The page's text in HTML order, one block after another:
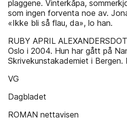
plaggene. Vinter­kåpa,
som ingen forventa noe av.
«Ikke bli så flau, da», lo han.
RUBY APRIL
Oslo i 2004. Hun har gått på
Skrivekunstakademiet i
VG
Dagbladet
ROMAN nettavisen